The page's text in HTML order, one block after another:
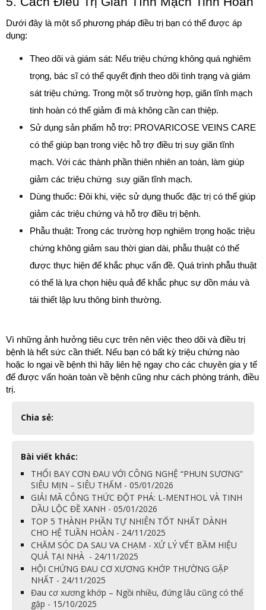
Dưới đây là một số phương pháp điều trị bạn có thể được áp
dụng:
Theo dõi và giám sát: Nếu triệu chứng không quá nghiêm
trọng, bác sĩ có thể quyết định theo dõi tình trạng và giám
sát triệu chứng. Trong một số trường hợp, giãn tĩnh mạch
tinh hoàn có thể giảm đi mà không cần can thiệp.
Sử dụng sản phẩm hỗ trợ: PROVARICOSE VEINS CARE
có thể giúp bạn trong việc hỗ trợ điều trị suy giãn tĩnh
mạch. Với các thành phần thiên nhiên an toàn, làm giúp
giảm các triệu chứng  suy giãn tĩnh mạch.
Dùng thuốc: Đôi khi, việc sử dụng thuốc đặc trị có thể giúp
giảm các triệu chứng và hỗ trợ điều trị bệnh.
Phẫu thuật: Trong các trường hợp nghiêm trọng hoặc triệu
chứng không giảm sau thời gian dài, phẫu thuật có thể
được thực hiện để khắc phục vấn đề. Quá trình phẫu thuật
có thể là lựa chọn hiệu quả để khắc phục sự dồn máu và
tái thiết lập lưu thông bình thường.
Vì những ảnh hưởng tiêu cực trên nên việc theo dõi và điều trị
bệnh là hết sức cần thiết. Nếu bạn có bất kỳ triệu chứng nào
hoặc lo ngại về bệnh thì hãy liên hệ ngay cho các chuyên gia y tế
để được vấn hoàn toàn về bệnh cũng như cách phòng tránh, điều
trị.
Chia sẻ:
Bài viết khác:
THỔI BAY CƠN ĐAU VỚI CÔNG NGHỆ “PHUN SƯƠNG”
SIÊU MỊN – SIÊU THẤM - 05/01/2026
GIẢI MÃ CÔNG THỨC ĐỘT PHÁ: L-MENTHOL VÀ TINH
DẦU LỘC ĐỀ XANH - 05/01/2026
TOP 5 THÀNH PHẦN TỰ NHIÊN TỐT NHẤT DÀNH
CHO HỆ TUẦN HOÀN - 24/11/2025
CHĂM SÓC DA SAU VA CHẠM - XỬ LÝ VẾT BẦM HIỆU
QUẢ TẠI NHÀ - 24/11/2025
HỘI CHỨNG ĐAU CƠ XƯƠNG KHỚP THƯỜNG GẶP
NHẤT - 24/11/2025
Đau cơ xương khớp – Ngồi nhiều, đứng lâu cũng có thể
gặp - 15/10/2025